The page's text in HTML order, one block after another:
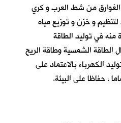
الغوارق من شط العرب و كري
و خزن و توزيع مياه
في توليد الطاقة
الطاقة الشمسية وطاقة الريح
الكهرباء بالاعتماد على
، حفاظا على البيئة.